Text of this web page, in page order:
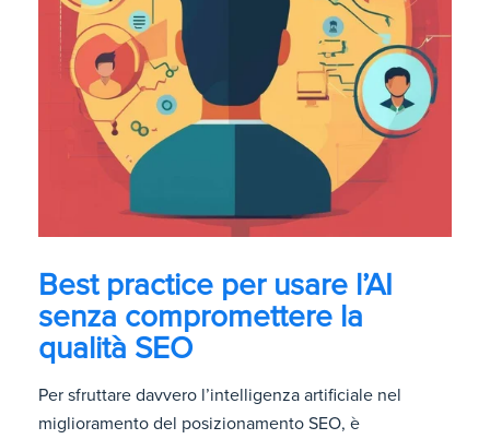
Best practice per usare l’AI
senza compromettere la
qualità SEO
Per sfruttare davvero l’intelligenza artificiale nel
miglioramento del posizionamento SEO, è